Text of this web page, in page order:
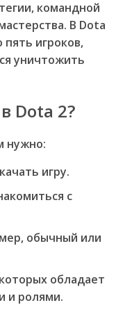
командной
В Dota
игроков,
уничтожить
Dota 2?
нужно:
игру.
с
обычный или
обладает
и ролями.